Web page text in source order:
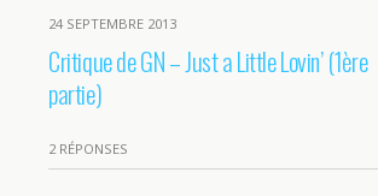
24 SEPTEMBRE 2013
Critique de GN – Just a Little Lovin’ (1ère
partie)
2 RÉPONSES